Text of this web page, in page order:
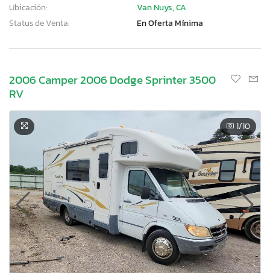
Ubicación:
Van Nuys, CA
Status de Venta:
En Oferta Mínima
2006 Camper 2006 Dodge Sprinter 3500
RV
1/10